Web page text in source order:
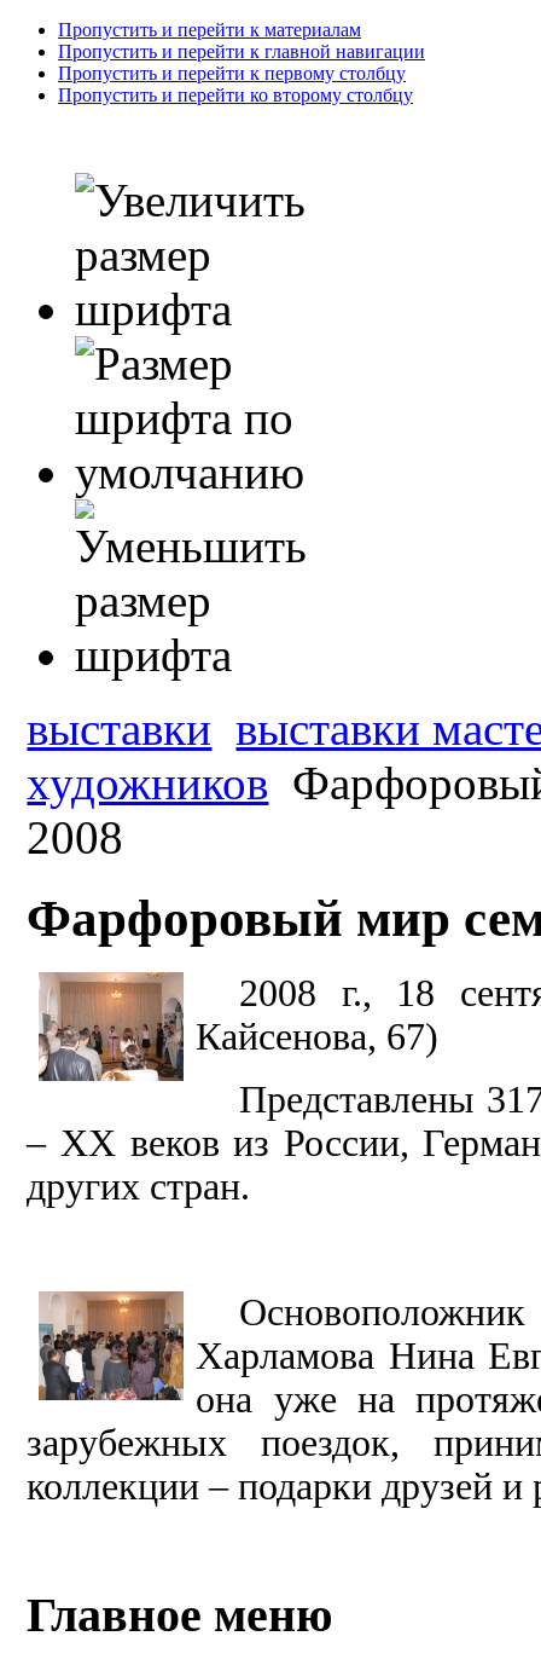
Пропустить и перейти к материалам
Пропустить и перейти к главной навигации
Пропустить и перейти к первому столбцу
Пропустить и перейти ко второму столбцу
выставки выставки
художников
2008
Фарфоровый мир
2008 г., 18
Кайсенова, 67)
Представлены
–XX веков из России,
других стран.
Харламова Нина
она уже на
зарубежных поездок,
коллекции – подарки друзей и
Главное меню